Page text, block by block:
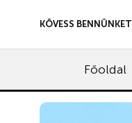
KÖVESS BENNÜNKET
Főoldal